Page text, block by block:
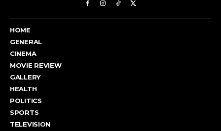
HOME
GENERAL
CINEMA
MOVIE REVIEW
GALLERY
HEALTH
POLITICS
SPORTS
TELEVISION